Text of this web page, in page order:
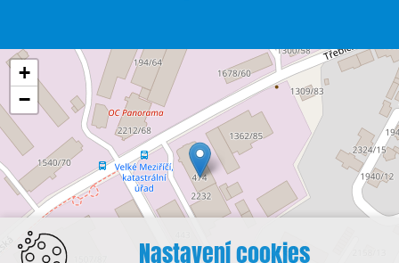
+
−
Nastavení cookies